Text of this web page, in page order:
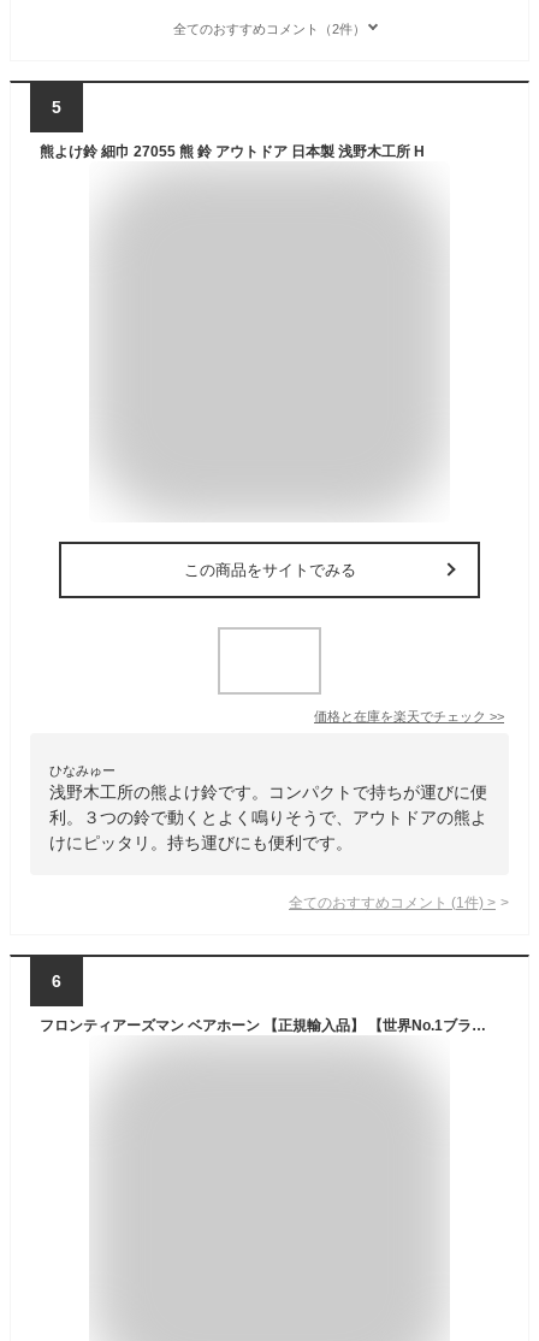
全てのおすすめコメント（2件）
5
熊よけ鈴 細巾 27055 熊 鈴 アウトドア 日本製 浅野木工所 H
この商品をサイトでみる
価格と在庫を楽天でチェック >>
ひなみゅー
浅野木工所の熊よけ鈴です。コンパクトで持ちが運びに便
利。３つの鈴で動くとよく鳴りそうで、アウトドアの熊よ
けにピッタリ。持ち運びにも便利です。
全てのおすすめコメント (1 件) >
6
フロンティアーズマン ベアホーン 【正規輸入品】 【世界No.1ブランド/SEC社製】 最強 熊撃退 獰猛な 野生動物 ヒグマ 猪 サル にも有効！